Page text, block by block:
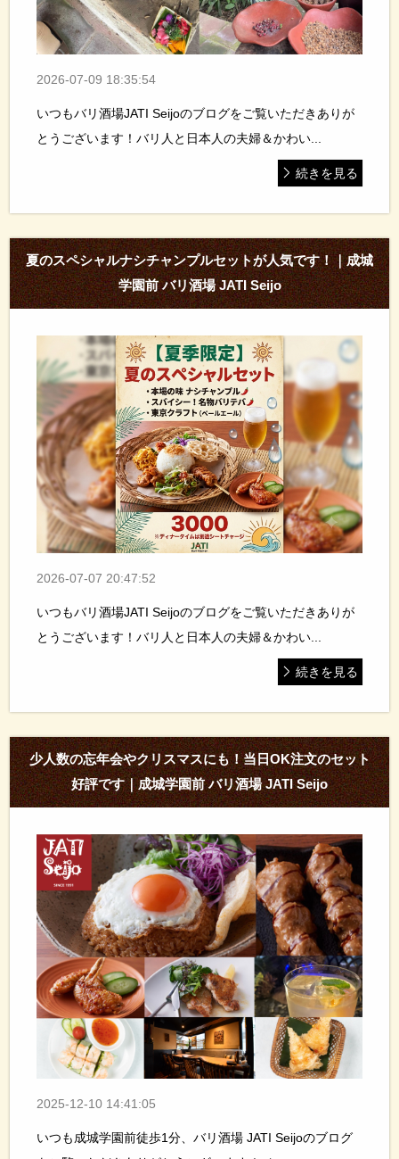
2026-07-09 18:35:54
いつもバリ酒場JATI Seijoのブログをご覧いただきありが
とうございます！バリ人と日本人の夫婦＆かわい...
続きを見る
夏のスペシャルナシチャンプルセットが人気です！｜成城
学園前 バリ酒場 JATI Seijo
2026-07-07 20:47:52
いつもバリ酒場JATI Seijoのブログをご覧いただきありが
とうございます！バリ人と日本人の夫婦＆かわい...
続きを見る
少人数の忘年会やクリスマスにも！当日OK注文のセット
好評です｜成城学園前 バリ酒場 JATI Seijo
2025-12-10 14:41:05
いつも成城学園前徒歩1分、バリ酒場 JATI Seijoのブログ